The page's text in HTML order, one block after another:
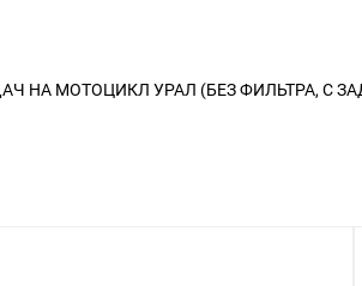
НА МОТОЦИКЛ УРАЛ (БЕЗ ФИЛЬТРА, С